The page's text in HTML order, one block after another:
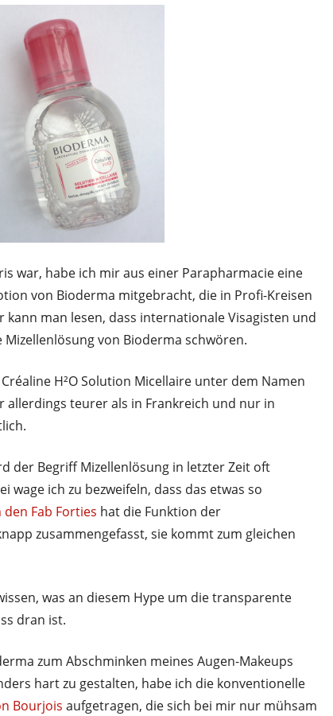
war, habe ich mir aus einer Parapharmacie eine
von Bioderma mitgebracht, die in Profi-Kreisen
man lesen, dass internationale Visagisten und
von Bioderma schwören.
H²O Solution Micellaire unter dem Namen
allerdings teurer als in Frankreich und nur in
der Begriff Mizellenlösung in letzter Zeit oft
wage ich zu bezweifeln, dass das etwas so
Fab Forties hat die Funktion der
zusammengefasst, sie kommt zum gleichen
was an diesem Hype um die transparente
dran ist.
zum Abschminken meines Augen-Makeups
hart zu gestalten, habe ich die konventionelle
Bourjois aufgetragen, die sich bei mir nur mühsam